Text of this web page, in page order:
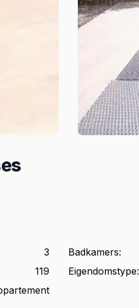
3 Badkamers:
119 Eigendomstype: